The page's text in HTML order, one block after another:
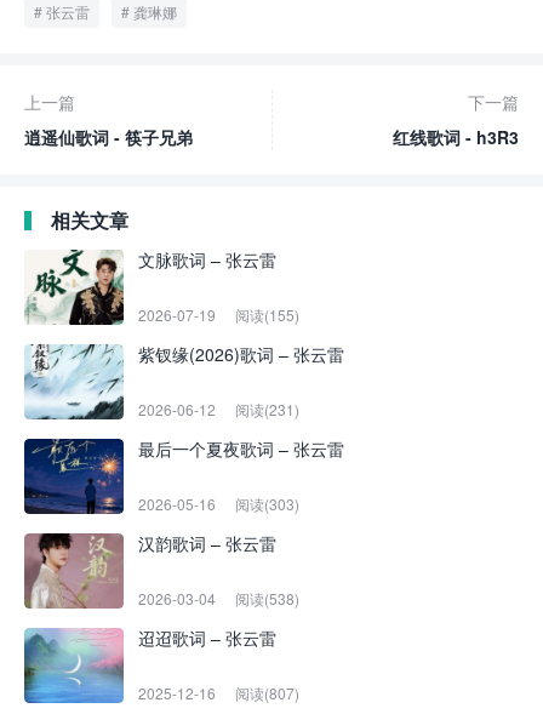
张云雷 龚琳娜
上一篇
逍遥仙歌词 - 筷子兄弟
下一篇
红线歌词 - h3R3
相关文章
文脉歌词 – 张云雷
2026-07-19 阅读(155)
紫钗缘(2026)歌词 – 张云雷
2026-06-12 阅读(231)
最后一个夏夜歌词 – 张云雷
2026-05-16 阅读(303)
汉韵歌词 – 张云雷
2026-03-04 阅读(538)
迢迢歌词 – 张云雷
2025-12-16 阅读(807)